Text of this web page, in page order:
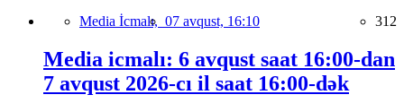
Media İcmalı, 07 avqust, 16:10 312
Media icmalı: 6 avqust saat 16:00-dan
7 avqust 2026-cı il saat 16:00-dək